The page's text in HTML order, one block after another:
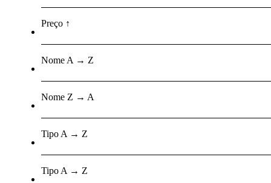
Preço ↑
Nome A → Z
Nome Z → A
Tipo A → Z
Tipo A → Z